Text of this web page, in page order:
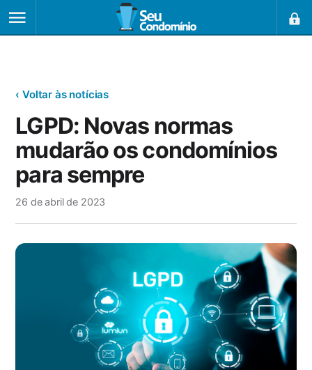
‹ Voltar às notícias
LGPD: Novas normas
mudarão os condomínios
para sempre
26 de abril de 2023